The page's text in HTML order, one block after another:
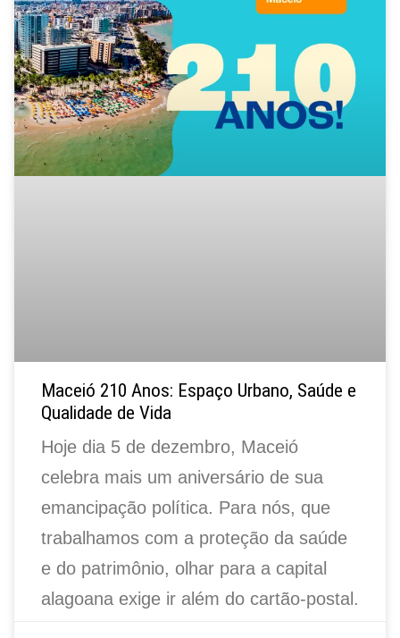
Maceió 210 Anos: Espaço Urbano, Saúde e
Qualidade de Vida
Hoje dia 5 de dezembro, Maceió
celebra mais um aniversário de sua
emancipação política. Para nós, que
trabalhamos com a proteção da saúde
e do patrimônio, olhar para a capital
alagoana exige ir além do cartão-postal.